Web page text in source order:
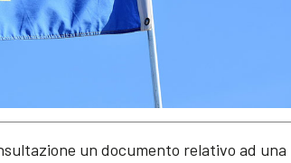
un documento relativo ad una